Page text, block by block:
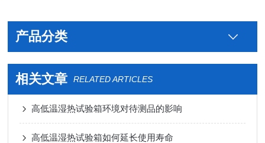
产品分类
相关文章 RELATED ARTICLES
高低温湿热试验箱环境对待测品的影响
高低温湿热试验箱如何延长使用寿命